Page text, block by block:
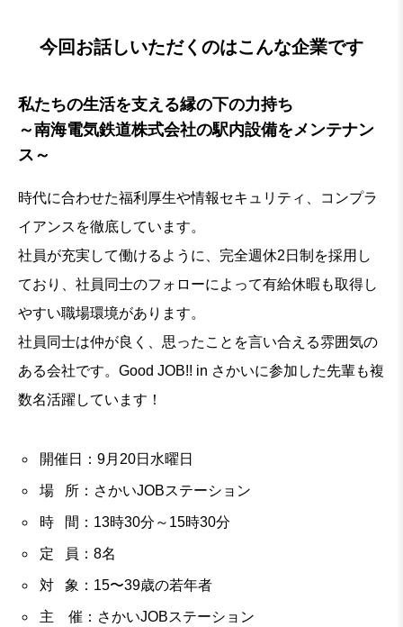
今回お話しいただくのはこんな企業です
私たちの生活を支える縁の下の力持ち
～南海電気鉄道株式会社の駅内設備をメンテナン
ス～
時代に合わせた福利厚生や情報セキュリティ、コンプラ
イアンスを徹底しています。
社員が充実して働けるように、完全週休2日制を採用し
ており、社員同士のフォローによって有給休暇も取得し
やすい職場環境があります。
社員同士は仲が良く、思ったことを言い合える雰囲気の
ある会社です。Good JOB!! in さかいに参加した先輩も複
数名活躍しています！
開催日：9月20日水曜日
場 所：さかいJOBステーション
時 間：13時30分～15時30分
定 員：8名
対 象：15〜39歳の若年者
主 催：さかいJOBステーション